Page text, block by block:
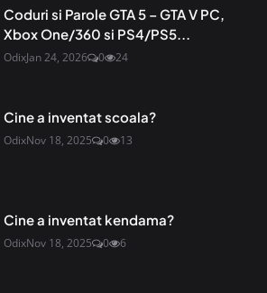
Coduri si Parole GTA 5 – GTA V PC,
Xbox One/360 si PS4/PS5...
OdixJan 24, 2026 0 24
Cine a inventat scoala?
OdixNov 18, 2025 0 13
Cine a inventat kendama?
OdixNov 18, 2025 0 6